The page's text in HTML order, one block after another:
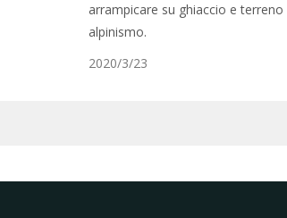
arrampicare su ghiaccio e
alpinismo.
2020/3/23